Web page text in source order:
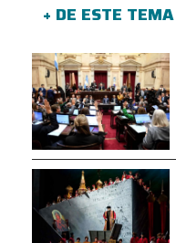
+ DE ESTE TEMA